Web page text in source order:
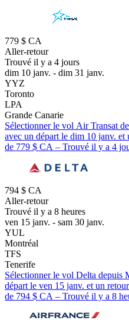
779 $ CA
Aller-retour
Trouvé il y a 4 jours
dim 10 janv. - dim 31 janv.
YYZ
Toronto
LPA
Grande Canarie
Sélectionner le vol Air Transat
avec un départ le dim 10 janv.
de 779 $ CA – Trouvé il y a 4
794 $ CA
Aller-retour
Trouvé il y a 8 heures
ven 15 janv. - sam 30 janv.
YUL
Montréal
TFS
Tenerife
Sélectionner le vol Delta depuis
départ le ven 15 janv. et un
de 794 $ CA – Trouvé il y a 8